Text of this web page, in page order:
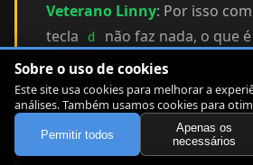
Sobre o uso de cookies
Este site usa cookies para melhorar a
análises. Também usamos cookies para
artigos.
Permitir todos
Apenas os
necessários
Veterano Linny: Por isso
tecla
d
não faz nada, o que
praticar.
Lina: Faz sentido. Vou ler o
voz alta antes de apertar